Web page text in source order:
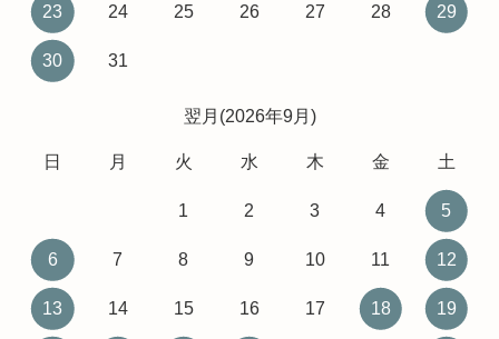
23 24 25 26 27 28 29
30 31
翌月(2026年9月)
日 月 火 水 木 金 土
1 2 3 4 5
6 7 8 9 10 11 12
13 14 15 16 17 18 19